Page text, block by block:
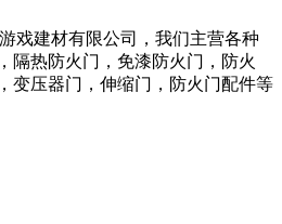
戏建材有限公司，我们主营各种
隔热防火门，免漆防火门，防火
变压器门，伸缩门，防火门配件等